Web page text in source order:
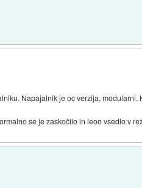
Napajalnik je oc verzija,
se je zaskočilo in leoo vsedlo v